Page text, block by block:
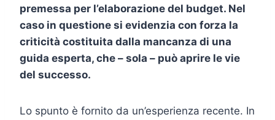
premessa per l’elaborazione del budget. Nel
caso in questione si evidenzia con forza la
criticità costituita dalla mancanza di una
guida esperta, che – sola – può aprire le vie
del successo.
Lo spunto è fornito da un’esperienza recente. In